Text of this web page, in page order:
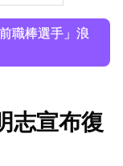
職棒選手」浪
！
「像被卡車撞」
志宣布復